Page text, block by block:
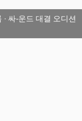
싸-운드 대결 오디션